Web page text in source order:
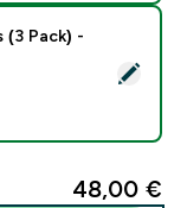
Crew Socks (3
(3 Pack) -
48,00 €‎